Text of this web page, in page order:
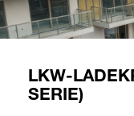
LKW-
SERIE)